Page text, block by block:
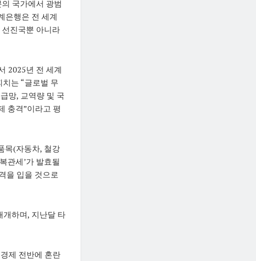
국가에서 광범
은행은 전 세계
진국뿐 아니라
2025년 전 세계
는 “글로벌 무
망, 교역량 및 국
충격”이라고 평
목(자동차, 철강
관세’가 발효될
을 입을 것으로
개하며, 지난달 타
제 전반에 혼란